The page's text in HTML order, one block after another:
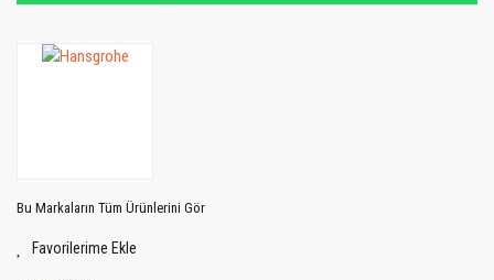
Bu Markaların Tüm Ürünlerini Gör